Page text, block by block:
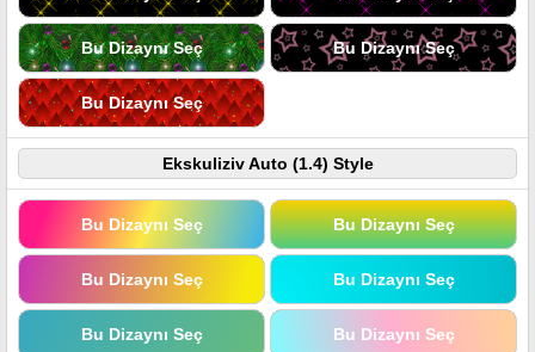
Bu Dizaynı Seç Bu Dizaynı Seç
Bu Dizaynı Seç
Ekskuliziv Auto (1.4) Style
Bu Dizaynı Seç Bu Dizaynı Seç
Bu Dizaynı Seç Bu Dizaynı Seç
Bu Dizaynı Seç Bu Dizaynı Seç